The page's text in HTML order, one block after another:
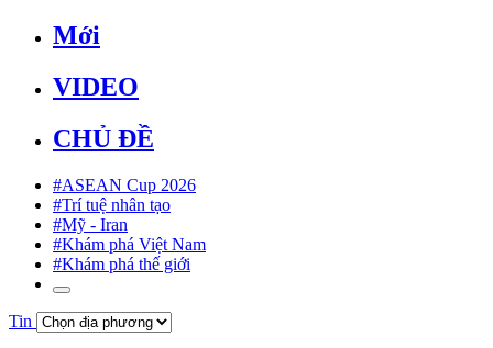
Mới
VIDEO
CHỦ ĐỀ
#ASEAN Cup 2026
#Trí tuệ nhân tạo
#Mỹ - Iran
#Khám phá Việt Nam
#Khám phá thế giới
Tin